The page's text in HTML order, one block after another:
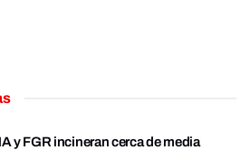
y FGR incineran cerca de media